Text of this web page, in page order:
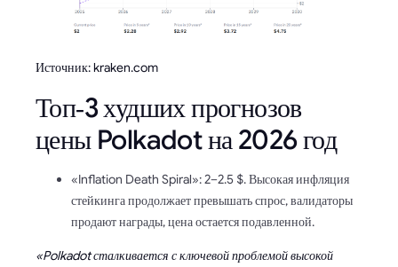
Источник: kraken.com
Топ‑3 худших прогнозов
цены Polkadot на 2026 год
«Inflation Death Spiral»: 2–2.5 $. Высокая инфляция
стейкинга продолжает превышать спрос, валидаторы
продают награды, цена остается подавленной.
«Polkadot сталкивается с ключевой проблемой высокой